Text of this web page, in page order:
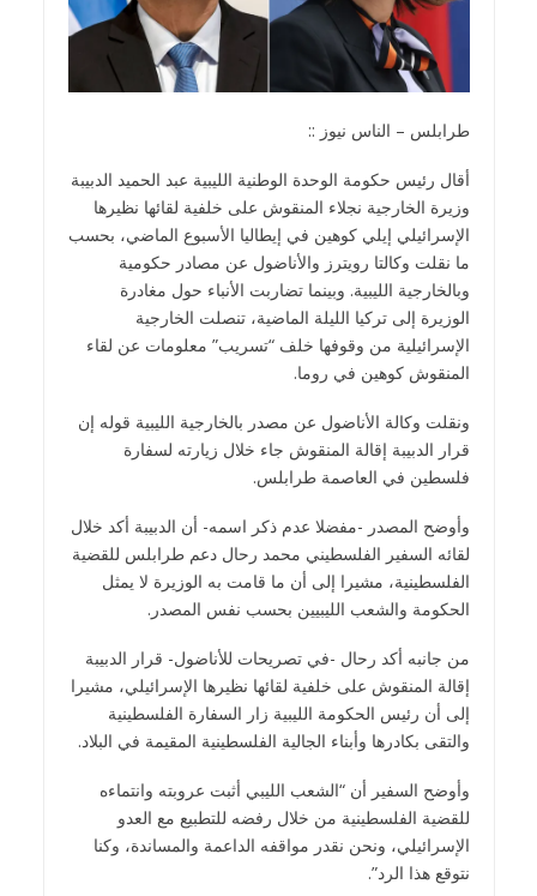
طرابلس – الناس نيوز ::
أقال رئيس حكومة الوحدة الوطنية الليبية عبد الحميد الدبيبة
وزيرة الخارجية نجلاء المنقوش على خلفية لقائها نظيرها
الإسرائيلي إيلي كوهين في إيطاليا الأسبوع الماضي، بحسب
ما نقلت وكالتا رويترز والأناضول عن مصادر حكومية
وبالخارجية الليبية. وبينما تضاربت الأنباء حول مغادرة
الوزيرة إلى تركيا الليلة الماضية، تنصلت الخارجية
الإسرائيلية من وقوفها خلف “تسريب” معلومات عن لقاء
المنقوش كوهين في روما.
ونقلت وكالة الأناضول عن مصدر بالخارجية الليبية قوله إن
قرار الدبيبة إقالة المنقوش جاء خلال زيارته لسفارة
فلسطين في العاصمة طرابلس.
وأوضح المصدر -مفضلا عدم ذكر اسمه- أن الدبيبة أكد خلال
لقائه السفير الفلسطيني محمد رحال دعم طرابلس للقضية
الفلسطينية، مشيرا إلى أن ما قامت به الوزيرة لا يمثل
الحكومة والشعب الليبيين بحسب نفس المصدر.
من جانبه أكد رحال -في تصريحات للأناضول- قرار الدبيبة
إقالة المنقوش على خلفية لقائها نظيرها الإسرائيلي، مشيرا
إلى أن رئيس الحكومة الليبية زار السفارة الفلسطينية
والتقى بكادرها وأبناء الجالية الفلسطينية المقيمة في البلاد.
وأوضح السفير أن “الشعب الليبي أثبت عروبته وانتماءه
للقضية الفلسطينية من خلال رفضه للتطبيع مع العدو
الإسرائيلي، ونحن نقدر مواقفه الداعمة والمساندة، وكنا
نتوقع هذا الرد”.